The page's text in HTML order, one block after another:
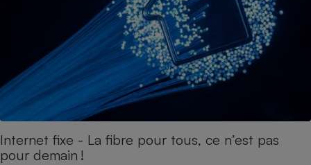
Internet fixe - La fibre pour tous, ce n’est pas
pour demain !